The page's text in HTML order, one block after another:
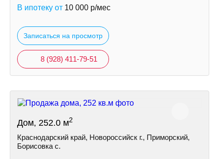
В ипотеку от 10 000 р/мес
Записаться на просмотр
8 (928) 411-79-51
Дом, 252.0 м2
Краснодарский край, Новороссийск г., Приморский,
Борисовка с.